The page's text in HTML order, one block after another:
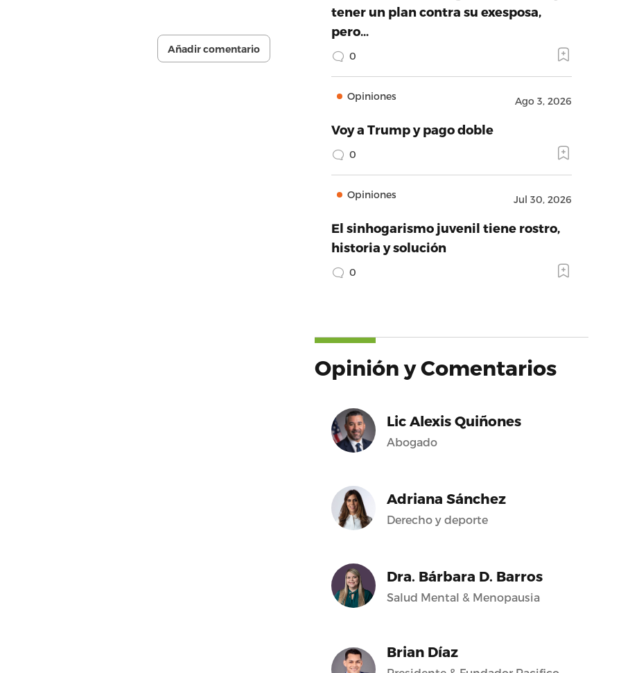
Añadir comentario
tener un plan contra su exesposa,
pero…
0
Opiniones Ago 3, 2026
Voy a Trump y pago doble
0
Opiniones Jul 30, 2026
El sinhogarismo juvenil tiene rostro,
historia y solución
0
Opinión y Comentarios
Lic Alexis Quiñones
Abogado
Adriana Sánchez
Derecho y deporte
Dra. Bárbara D. Barros
Salud Mental & Menopausia
Brian Díaz